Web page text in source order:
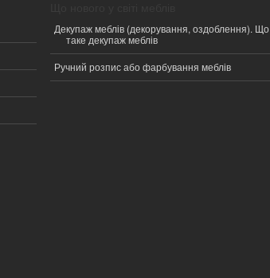
Декупаж меблів (декорування, оздоблення). Що
таке декупаж меблів
Ручний розпис або фарбування меблів